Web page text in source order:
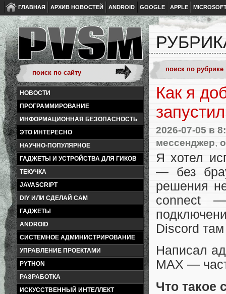
ГЛАВНАЯ АРХИВ НОВОСТЕЙ ANDROID GOOGLE APPLE
НОВОСТИ
ПРОГРАММИРОВАНИЕ
ИНФОРМАЦИОННАЯ БЕЗОПАСНОСТЬ
ЭТО ИНТЕРЕСНО
НАУЧНО-ПОПУЛЯРНОЕ
ГАДЖЕТЫ И УСТРОЙСТВА ДЛЯ ГИКОВ
ТЕКУЧКА
JAVASCRIPT
DIY ИЛИ СДЕЛАЙ САМ
ГАДЖЕТЫ
ANDROID
СИСТЕМНОЕ АДМИНИСТРИРОВАНИЕ
УПРАВЛЕНИЕ ПРОЕКТАМИ
PYTHON
РАЗРАБОТКА
ИСКУССТВЕННЫЙ ИНТЕЛЛЕКТ
Как я
2026-07-05 в
мессенджер,
Я хотел
— без
решения
connect —
Discord
Написал
MAX —
Что такое